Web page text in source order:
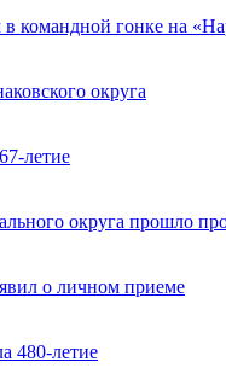
командной гонке на
округа
летие
округа прошло
о личном приеме
480-летие